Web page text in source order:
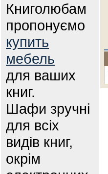
Книголюбам
пропонуємо
купить
мебель
для ваших
книг.
Шафи зручні
для всіх
видів книг,
окрім